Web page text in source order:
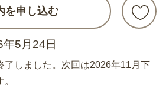
を申し込む
年5月24日
了しました。次回は2026年11月下